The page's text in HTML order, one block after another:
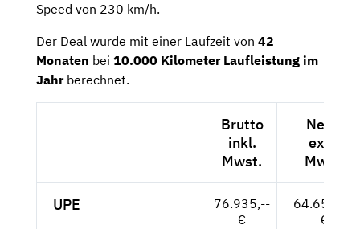
Speed von 230 km/h.
Der Deal wurde mit einer Laufzeit von 42
Monaten bei 10.000 Kilometer Laufleistung im
Jahrberechnet.
Brutto
inkl.
Mwst.
Netto
exkl.
Mwst.
UPE
76.935,--
€
64.651,26
€